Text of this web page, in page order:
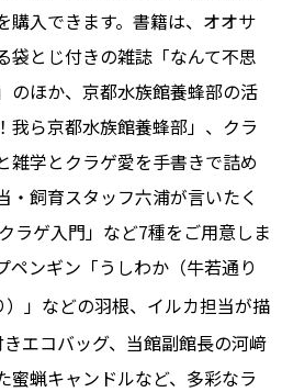
購入できます。書籍は、オオサ
袋とじ付きの雑誌「なんて不思
のほか、京都水族館養蜂部の活
我ら京都水族館養蜂部」、クラ
雑学とクラゲ愛を手書きで詰め
・飼育スタッフ六浦が言いたく
ラゲ入門」など7種をご用意しま
ペンギン「うしわか（牛若通り
」などの羽根、イルカ担当が描
エコバッグ、当館副館長の河﨑
蜜蝋キャンドルなど、多彩なラ